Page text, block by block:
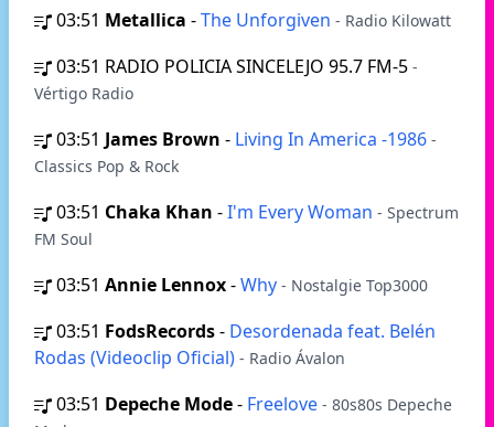
03:51 Metallica -The Unforgiven - Radio Kilowatt
03:51 RADIO POLICIA SINCELEJO 95.7 FM-5 -
Vértigo Radio
03:51 James Brown - Living In America -1986 -
Classics Pop & Rock
03:51 Chaka Khan -I'm Every Woman - Spectrum
FM Soul
03:51 Annie Lennox-Why - Nostalgie Top3000
03:51 FodsRecords- Desordenada feat. Belén
Rodas (Videoclip Oficial) - Radio Ávalon
03:51 Depeche Mode- Freelove - 80s80s Depeche